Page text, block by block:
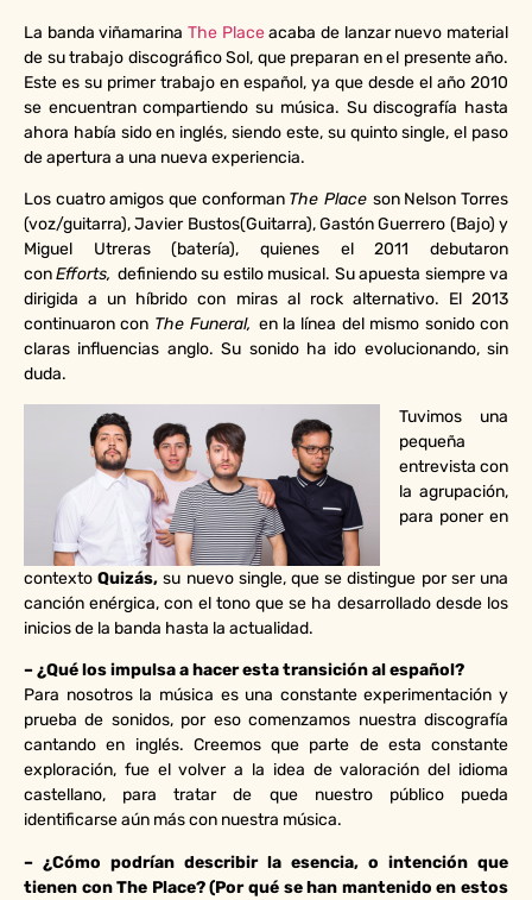
La banda viñamarina The Placeacaba de lanzar nuevo material
de su trabajo discográfico Sol, que preparan en el presente año.
Este es su primer trabajo en español, ya que desde el año 2010
se encuentran compartiendo su música. Su discografía hasta
ahora había sido en inglés, siendo este, su quinto single, el paso
de apertura a una nueva experiencia.
Los cuatro amigos que conforman The Place son Nelson Torres
(voz/guitarra), Javier Bustos(Guitarra), Gastón Guerrero (Bajo) y
Miguel Utreras (batería), quienes el 2011 debutaron
conEfforts, definiendo su estilo musical. Su apuesta siempre va
dirigida a un híbrido con miras al rock alternativo. El 2013
continuaron con The Funeral, en la línea del mismo sonido con
claras influencias anglo. Su sonido ha ido evolucionando, sin
duda.
Tuvimos una
pequeña
entrevista con
la agrupación,
para poner en
contextoQuizás,su nuevo single, que se distingue por ser una
canción enérgica, con el tono que se ha desarrollado desde los
inicios de la banda hasta la actualidad.
– ¿Qué los impulsa a hacer esta transición al español?
Para nosotros la música es una constante experimentación y
prueba de sonidos, por eso comenzamos nuestra discografía
cantando en inglés. Creemos que parte de esta constante
exploración, fue el volver a la idea de valoración del idioma
castellano, para tratar de que nuestro público pueda
identificarse aún más con nuestra música.
– ¿Cómo podrían describir la esencia, o intención que
tienen con The Place? (Por qué se han mantenido en estos